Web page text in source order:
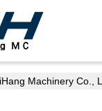
Machinery Co.,